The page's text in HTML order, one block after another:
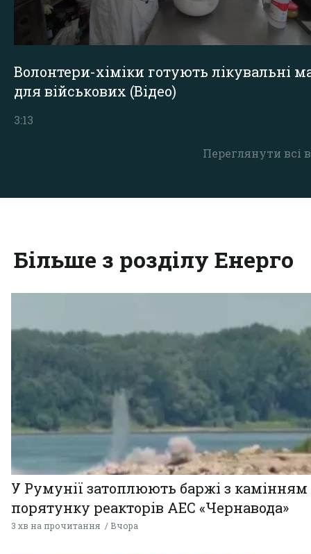
Переглянути всі
Волонтери-хіміки готують лікувальні
для військових (Відео)
3:13
Більше з розділу Енерго
У Румунії затоплюють баржі з
порятунку реакторів АЕС «Чернавода»
3 хв на прочитання Вчора